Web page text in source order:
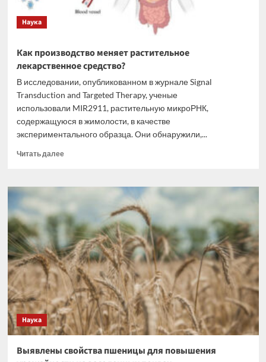
Наука
Как производство меняет растительное
лекарственное средство?
В исследовании, опубликованном в журнале Signal
Transduction and Targeted Therapy, ученые
использовали MIR2911, растительную микроРНК,
содержащуюся в жимолости, в качестве
экспериментального образца. Они обнаружили,...
Читать далееПрочитать
Как
растительное
лекарственное
средство?
Наука
Выявлены свойства пшеницы для повышения